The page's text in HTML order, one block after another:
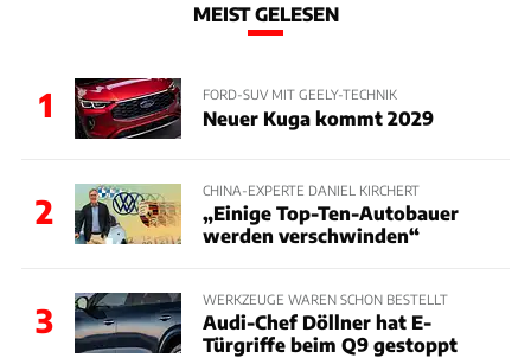
MEIST GELESEN
1 FORD-SUV MIT GEELY-TECHNIK
Neuer Kuga kommt 2029
2
CHINA-EXPERTE DANIEL KIRCHERT
„Einige Top-Ten-Autobauer
werden verschwinden“
3
WERKZEUGE WAREN SCHON BESTELLT
Audi-Chef Döllner hat E-
Türgriffe beim Q9 gestoppt